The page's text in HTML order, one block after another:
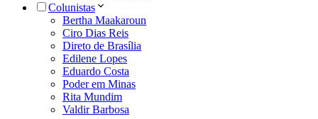
Colunistas
Bertha Maakaroun
Ciro Dias Reis
Direto de Brasília
Edilene Lopes
Eduardo Costa
Poder em Minas
Rita Mundim
Valdir Barbosa